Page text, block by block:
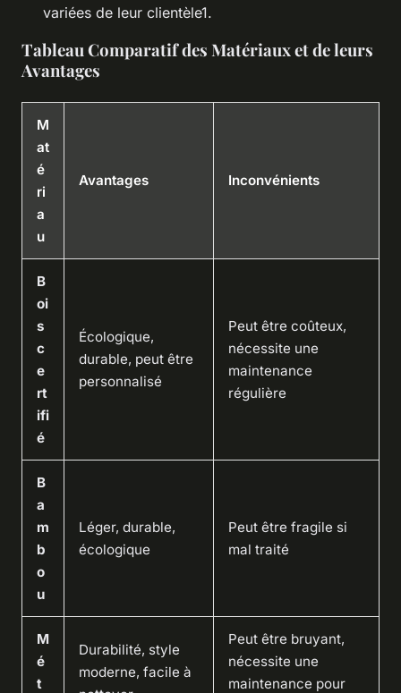
variées de leur clientèle1.
Tableau Comparatif des Matériaux et de leurs
Avantages
M
at
é
ri
a
u
Avantages Inconvénients
B
oi
s
c
e
rt
ifi
é
Écologique,
durable, peut être
personnalisé
Peut être coûteux,
nécessite une
maintenance
régulière
B
a
m
b
o
u
Léger, durable,
écologique
Peut être fragile si
mal traité
M
é
t
Durabilité, style
moderne, facile à
Peut être bruyant,
nécessite une
maintenance pour